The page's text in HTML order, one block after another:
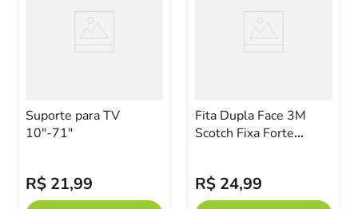
Suporte para TV
10"-71"
R$ 21,99
Fita Dupla Face 3M
Scotch Fixa Forte
R$ 24,99